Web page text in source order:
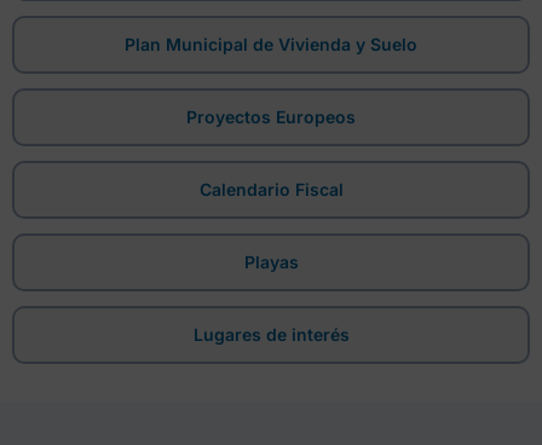
Plan Municipal de Vivienda y Suelo
Proyectos Europeos
Calendario Fiscal
Playas
Lugares de interés